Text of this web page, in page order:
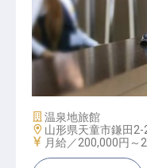
フロントスタッフ
施設業態
温泉地旅館
勤務地
山形県天童市鎌田2-
給与
月給／200,000円～